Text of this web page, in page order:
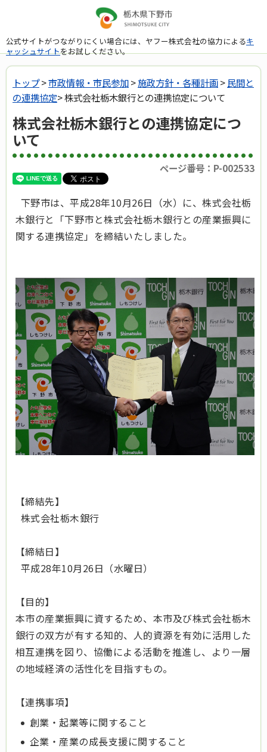
公式サイトがつながりにくい場合には、ヤフー株式会社の協力によるキ
ャッシュサイトをお試しください。
トップ>市政情報・市民参加>施政方針・各種計画> 民間と
の連携協定> 株式会社栃木銀行との連携協定について
株式会社栃木銀行との連携協定につ
いて
ページ番号：P-002533
下野市は、平成28年10月26日（水）に、株式会社栃
木銀行と「下野市と株式会社栃木銀行との産業振興に
関する連携協定」を締結いたしました。
【締結先】
株式会社栃木銀行
【締結日】
平成28年10月26日（水曜日）
【目的】
本市の産業振興に資するため、本市及び株式会社栃木
銀行の双方が有する知的、人的資源を有効に活用した
相互連携を図り、協働による活動を推進し、より一層
の地域経済の活性化を 目指すもの。
【連携事項】
創業・起業等に関すること
企業・産業の成長支援に関すること